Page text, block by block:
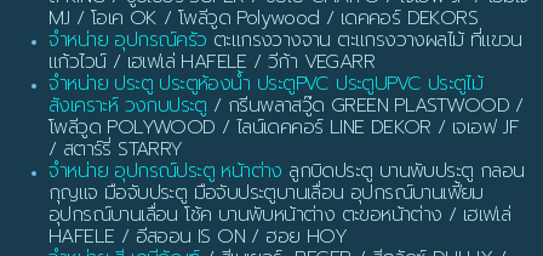
MJ / โอเค OK / โพลีวูด Polywood / เดคคอร์ DEKORS
จำหน่าย อุปกรณ์ครัว ตะแกรงวางจาน ตะแกรงวางผลไม้ ที่แขวน
แก้วไวน์ / เฮเฟเล่ HAFELE / วีก้า VEGARR
จำหน่าย ประตู ประตูห้องน้ำ ประตูPVC ประตูUPVC ประตูไม้
สังเคราะห์ วงกบประตู / กรีนพลาสวู๊ด GREEN PLASTWOOD /
โพลีวูด POLYWOOD / ไลน์เดคคอร์ LINE DEKOR / เจเอฟ JF
/ สตาร์รี่ STARRY
จำหน่าย อุปกรณ์ประตู หน้าต่าง ลูกบิดประตู บานพับประตู กลอน
กุญแจ มือจับประตู มือจับประตูบานเลื่อน อุปกรณ์บานเฟี้ยม
อุปกรณ์บานเลื่อน โช้ค บานพับหน้าต่าง ตะขอหน้าต่าง / เฮเฟเล่
HAFELE / อีสออน IS ON / ฮอย HOY